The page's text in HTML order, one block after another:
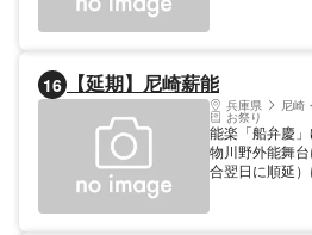
16 【延期】尼崎薪能
兵庫県 尼崎
お祭り
能楽「船弁慶
物川野外能舞
合翌日に順延